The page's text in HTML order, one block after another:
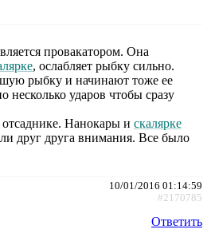
провакатором. Она
, ослабляет рыбку сильно.
рыбку и начинают тоже ее
несколько ударов чтобы сразу
Нанокары и скалярке
друг друга внимания. Все было
10/01/2016 01:14:59
#2170785
Ответить